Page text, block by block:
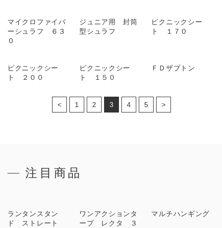
マイクロファイバ
ーシュラフ ６３
０
ジュニア用 封筒
型シュラフ
ピクニックシー
ト １７０
ピクニックシー
ト ２００
ピクニックシー
ト １５０
ＦＤザブトン
< 1 2 3 4 5 >
注目商品
ランタンスタン
ド ストレート
ワンアクションタ
ープ レクタ ３
マルチハンギング